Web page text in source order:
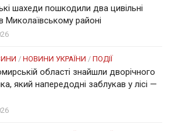
шахеди пошкодили два цивільні
Миколаївському районі
/ НОВИНИ УКРАЇНИ / ПОДІЇ
області знайшли дворічного
який напередодні заблукав у лісі —